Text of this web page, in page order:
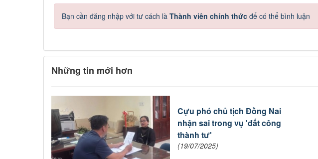
Bạn cần đăng nhập với tư cách là Thành viên chính thức để có thể bình luận
Những tin mới hơn
Cựu phó chủ tịch Đồng Nai
nhận sai trong vụ 'đất công
thành tư'
(19/07/2025)